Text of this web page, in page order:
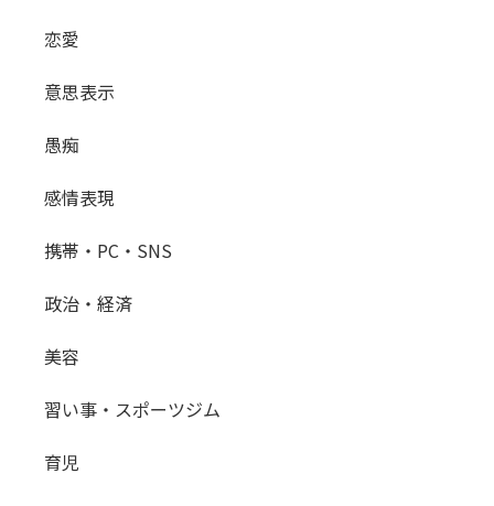
恋愛
意思表示
愚痴
感情表現
携帯・PC・SNS
政治・経済
美容
習い事・スポーツジム
育児